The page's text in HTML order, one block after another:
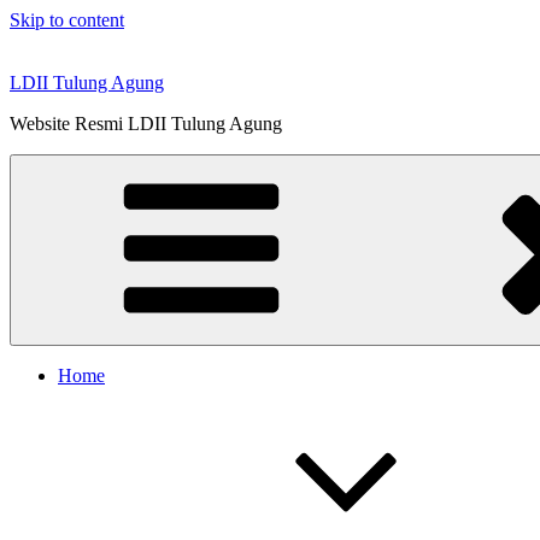
Skip to content
LDII Tulung Agung
Website Resmi LDII Tulung Agung
Home